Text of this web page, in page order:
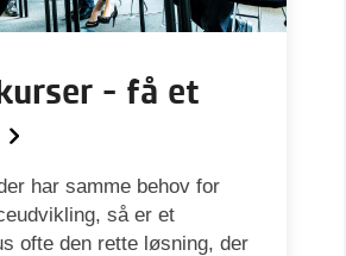
- få et
har samme behov for
så er et
ofte den rette løsning, der